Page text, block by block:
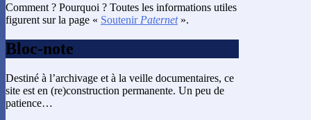
Comment ? Pourquoi ? Toutes les informations utiles
figurent sur la page « Soutenir Paternet».
Bloc-note
Destiné à l’archivage et à la veille documentaires, ce
site est en (re)construction permanente. Un peu de
patience…